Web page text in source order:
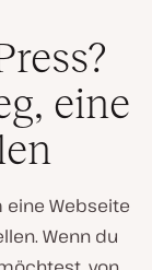
eine
eine Webseite
Wenn du